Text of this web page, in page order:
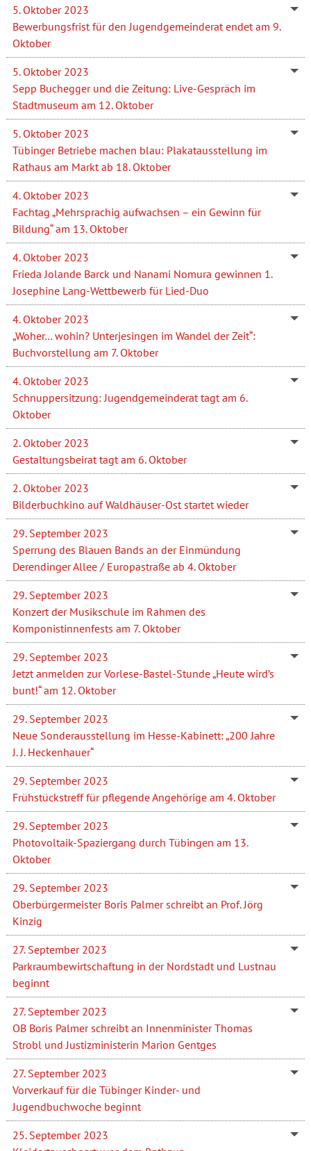
5. Oktober 2023
Bewerbungsfrist für den Jugendgemeinderat endet am 9.
Oktober
5. Oktober 2023
Sepp Buchegger und die Zeitung: Live-Gespräch im
Stadtmuseum am 12. Oktober
5. Oktober 2023
Tübinger Betriebe machen blau: Plakatausstellung im
Rathaus am Markt ab 18. Oktober
4. Oktober 2023
Fachtag „Mehrsprachig aufwachsen – ein Gewinn für
Bildung“ am 13. Oktober
4. Oktober 2023
Frieda Jolande Barck und Nanami Nomura gewinnen 1.
Josephine Lang-Wettbewerb für Lied-Duo
4. Oktober 2023
„Woher… wohin? Unterjesingen im Wandel der Zeit“:
Buchvorstellung am 7. Oktober
4. Oktober 2023
Schnuppersitzung: Jugendgemeinderat tagt am 6.
Oktober
2. Oktober 2023
Gestaltungsbeirat tagt am 6. Oktober
2. Oktober 2023
Bilderbuchkino auf Waldhäuser-Ost startet wieder
29. September 2023
Sperrung des Blauen Bands an der Einmündung
Derendinger Allee / Europastraße ab 4. Oktober
29. September 2023
Konzert der Musikschule im Rahmen des
Komponistinnenfests am 7. Oktober
29. September 2023
Jetzt anmelden zur Vorlese-Bastel-Stunde „Heute wird’s
bunt!“ am 12. Oktober
29. September 2023
Neue Sonderausstellung im Hesse-Kabinett: „200 Jahre
J. J. Heckenhauer“
29. September 2023
Frühstückstreff für pflegende Angehörige am 4. Oktober
29. September 2023
Photovoltaik-Spaziergang durch Tübingen am 13.
Oktober
29. September 2023
Oberbürgermeister Boris Palmer schreibt an Prof. Jörg
Kinzig
27. September 2023
Parkraumbewirtschaftung in der Nordstadt und Lustnau
beginnt
27. September 2023
OB Boris Palmer schreibt an Innenminister Thomas
Strobl und Justizministerin Marion Gentges
27. September 2023
Vorverkauf für die Tübinger Kinder- und
Jugendbuchwoche beginnt
25. September 2023